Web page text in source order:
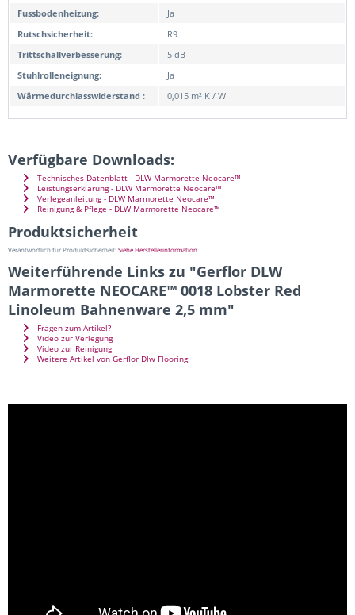
Fussbodenheizung:
Ja
Rutschsicherheit:
R9
Trittschallverbesserung:
5 dB
Stuhlrolleneignung:
Ja
Wärmedurchlasswiderstand :
0,015 m² K / W
Verfügbare Downloads:
Technisches Datenblatt - DLW Marmorette Neocare™
Leistungserklärung - DLW Marmorette Neocare™
Verlegeanleitung - DLW Marmorette Neocare™
Reinigung & Pflege - DLW Marmorette Neocare™
Produktsicherheit
Verantwortlich für Produktsicherheit:Siehe Herstellerinformation
Weiterführende Links zu "Gerflor DLW
Marmorette NEOCARE™ 0018 Lobster Red
Linoleum Bahnenware 2,5 mm"
Fragen zum Artikel?
Video zur Verlegung
Video zur Reinigung
Weitere Artikel von Gerflor Dlw Flooring